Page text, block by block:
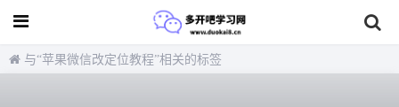
与“苹果微信改定位教程”相关的标签